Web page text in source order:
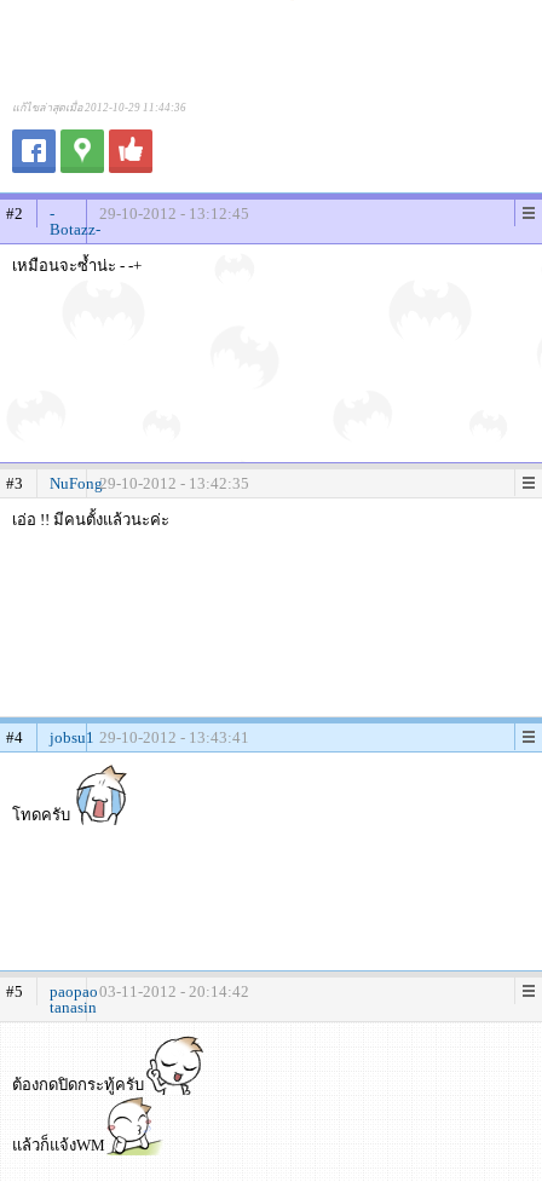
แก้ไขล่าสุดเมื่อ 2012-10-29 11:44:36
#2
-
Botazz-
29-10-2012 - 13:12:45
เหมือนจะซ้ำน่ะ - -+
#3 NuFong29-10-2012 - 13:42:35
เอ่อ !! มีคนตั้งแล้วนะค่ะ
#4 jobsu1 29-10-2012 - 13:43:41
โทดครับ
#5
paopao
tanasin
03-11-2012 - 20:14:42
ต้องกดปิดกระทู้ครับ
แล้วก็แจ้งWM